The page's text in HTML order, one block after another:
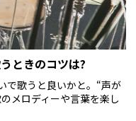
ときのコツは?
で歌うと良いかと。“声が
メロディーや言葉を楽し